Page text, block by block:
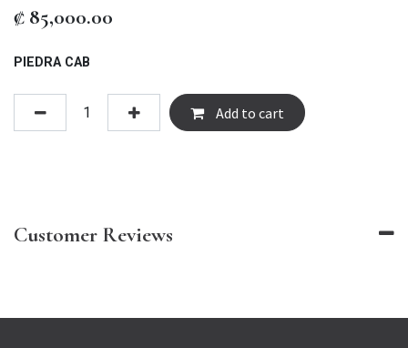
₡ 85,000.00
PIEDRA CAB
Add to cart
Customer Reviews